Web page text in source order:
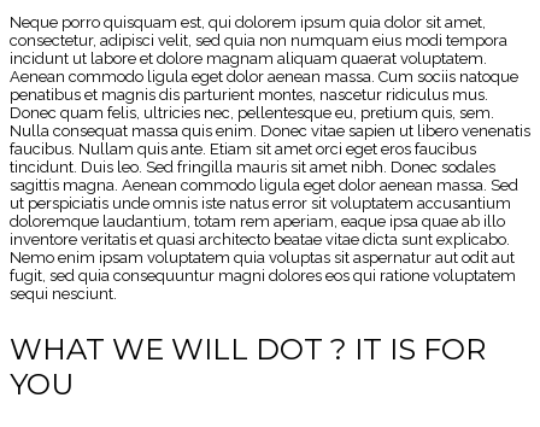
Neque porro quisquam est, qui dolorem ipsum quia dolor sit amet,
consectetur, adipisci velit, sed quia non numquam eius modi tempora
incidunt ut labore et dolore magnam aliquam quaerat voluptatem.
Aenean commodo ligula eget dolor aenean massa. Cum sociis natoque
penatibus et magnis dis parturient montes, nascetur ridiculus mus.
Donec quam felis, ultricies nec, pellentesque eu, pretium quis, sem.
Nulla consequat massa quis enim. Donec vitae sapien ut libero venenatis
faucibus. Nullam quis ante. Etiam sit amet orci eget eros faucibus
tincidunt. Duis leo. Sed fringilla mauris sit amet nibh. Donec sodales
sagittis magna. Aenean commodo ligula eget dolor aenean massa. Sed
ut perspiciatis unde omnis iste natus error sit voluptatem accusantium
doloremque laudantium, totam rem aperiam, eaque ipsa quae ab illo
inventore veritatis et quasi architecto beatae vitae dicta sunt explicabo.
Nemo enim ipsam voluptatem quia voluptas sit aspernatur aut odit aut
fugit, sed quia consequuntur magni dolores eos qui ratione voluptatem
sequi nesciunt.
WHAT WE WILL DOT ? IT IS FOR
YOU